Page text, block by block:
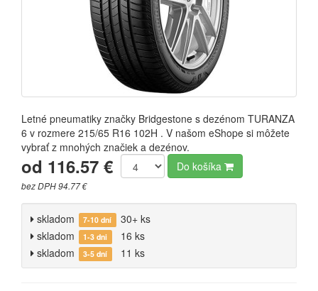
Letné pneumatiky značky Bridgestone s dezénom TURANZA
6 v rozmere 215/65 R16 102H . V našom eShope si môžete
vybrať z mnohých značiek a dezénov.
od 116.57 €
bez DPH 94.77 €
Do košíka
skladom 7-10 dní
30+ ks
skladom
1-3 dni
16 ks
skladom
3-5 dní 11 ks